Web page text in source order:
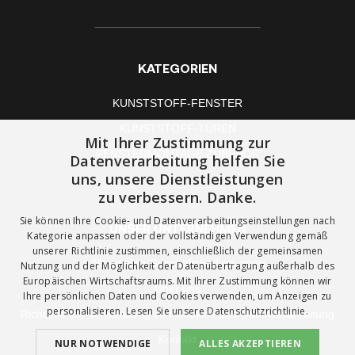
KATEGORIEN
KUNSTSTOFF-FENSTER
FENSTERMONTAGE ZUBEHÖR
UNSER UNTERNEHMEN
Allgemeine Geschäftsbedingungen
Über uns
Richtlinie zur Verwendung von Cookies und Datenverarbeitung
Mit Ihrer Zustimmung zur
Datenverarbeitung helfen Sie
uns, unsere Dienstleistungen
zu verbessern. Danke.
Sie können Ihre Cookie- und Datenverarbeitungseinstellungen nach
Kategorie anpassen oder der vollständigen Verwendung gemäß
unserer Richtlinie zustimmen, einschließlich der gemeinsamen
Nutzung und der Möglichkeit der Datenübertragung außerhalb des
Europäischen Wirtschaftsraums. Mit Ihrer Zustimmung können wir
Ihre persönlichen Daten und Cookies verwenden, um Anzeigen zu
personalisieren. Lesen Sie unsere Datenschutzrichtlinie.
ALLES AKZEPTIEREN
NUR NOTWENDIGE